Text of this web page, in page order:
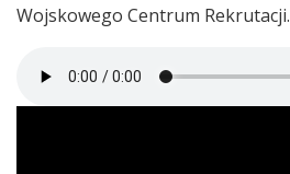
Wojskowego Centrum Rekrutacji.